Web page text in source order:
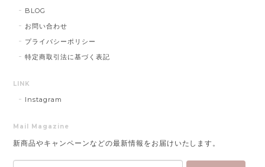
BLOG
お問い合わせ
プライバシーポリシー
特定商取引法に基づく表記
LINK
Instagram
Mail Magazine
新商品やキャンペーンなどの最新情報をお届けいたします。